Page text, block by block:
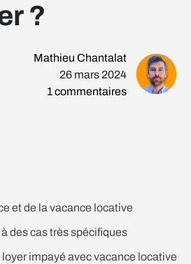
?
Mathieu Chantalat
26 mars 2024
1commentaires
et de la vacance locative
des cas très spécifiques
impayé avec vacance locative